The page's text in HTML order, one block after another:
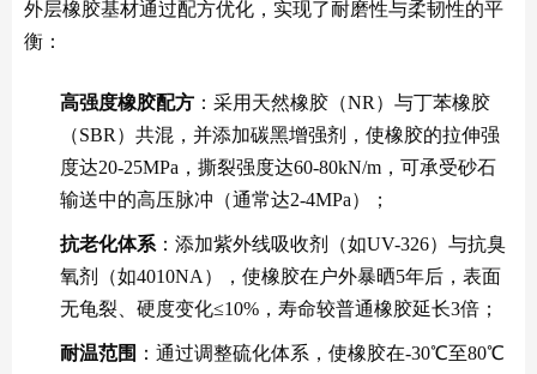
外层橡胶基材通过配方优化，实现了耐磨性与柔韧性的平
衡：
高强度橡胶配方 ：采用天然橡胶（NR）与丁苯橡胶
（SBR）共混，并添加碳黑增强剂，使橡胶的拉伸强
度达20-25MPa，撕裂强度达60-80kN/m，可承受砂石
输送中的高压脉冲（通常达2-4MPa）；
抗老化体系 ：添加紫外线吸收剂（如UV-326）与抗臭
氧剂（如4010NA），使橡胶在户外暴晒5年后，表面
无龟裂、硬度变化≤10%，寿命较普通橡胶延长3倍；
耐温范围 ：通过调整硫化体系，使橡胶在-30℃至80℃